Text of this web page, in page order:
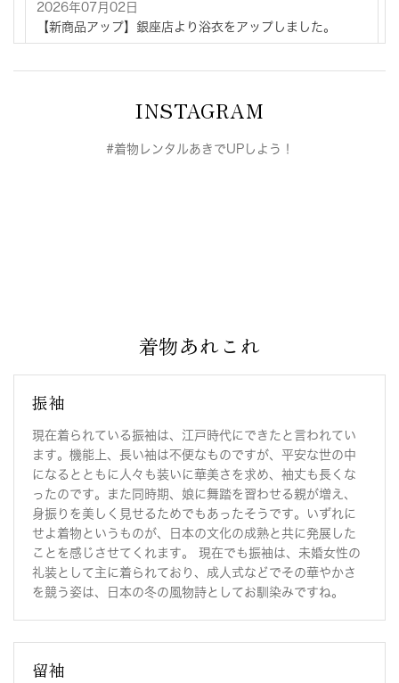
2026年07月02日
【新商品アップ】銀座店より浴衣をアップしました。
g-yw401 g-yw402
2026年07月02日
i-yw605 i-yw606 i-yw609 i-yw610 i-yw611 i-
撫松庵（y-yw639）
教えてあべ先生Q&A：「結婚式（二次会）の花嫁衣装につ
2026年06月23日
【新商品アップ】渋谷店よりゆかた(女性用)をアップしま
した。
撫松庵（s-yw426 s-yw427）
2026年06月22日
【新商品アップ】池袋店よりゆかた(女性用)をアップしま
した。
教えてあべ先生Q&A：「喪服について」のご質問を追加し
INSTAGRAM
#着物レンタルあきでUPしよう！
着物あれこれ
振袖
現在着られている振袖は、江戸時代にできたと言われてい
ます。機能上、長い袖は不便なものですが、平安な世の中
になるとともに人々も装いに華美さを求め、袖丈も長くな
ったのです。また同時期、娘に舞踏を習わせる親が増え、
身振りを美しく見せるためでもあったそうです。いずれに
せよ着物というものが、日本の文化の成熟と共に発展した
ことを感じさせてくれます。 現在でも振袖は、未婚女性の
礼装として主に着られており、成人式などでその華やかさ
を競う姿は、日本の冬の風物詩としてお馴染みですね。
留袖